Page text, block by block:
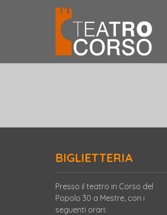
BIGLIETTERIA
Presso il teatro in Corso del
Popolo 30 a Mestre, con i
seguenti orari: